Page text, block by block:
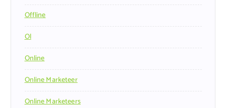
Offline
Ol
Online
Online Marketeer
Online Marketeers